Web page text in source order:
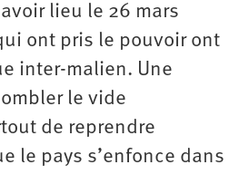
lieu le 26 mars
ont pris le pouvoir ont
inter-malien. Une
le vide
de reprendre
le pays s’enfonce dans